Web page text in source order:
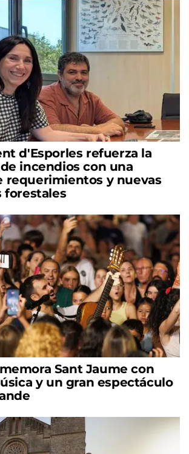
d'Esporles refuerza la
incendios con una
requerimientos y nuevas
forestales
Sant Jaume con
y un gran espectáculo